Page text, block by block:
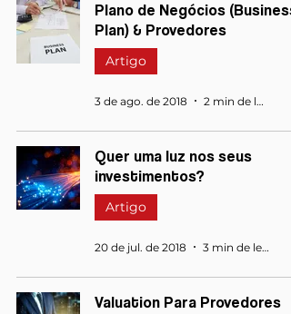
Plano de Negócios (Business
Plan) & Provedores
Artigo
3 de ago. de 2018 2 min de leitura
Quer uma luz nos seus
investimentos?
Artigo
20 de jul. de 2018 3 min de leitura
Valuation Para Provedores